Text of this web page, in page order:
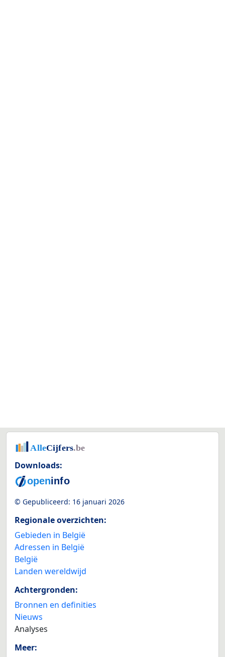
Downloads:
© Gepubliceerd: 16 januari 2026
Regionale overzichten:
Gebieden in België
Adressen in België
België
Landen wereldwijd
Achtergronden:
Bronnen en definities
Nieuws
Analyses
Meer: